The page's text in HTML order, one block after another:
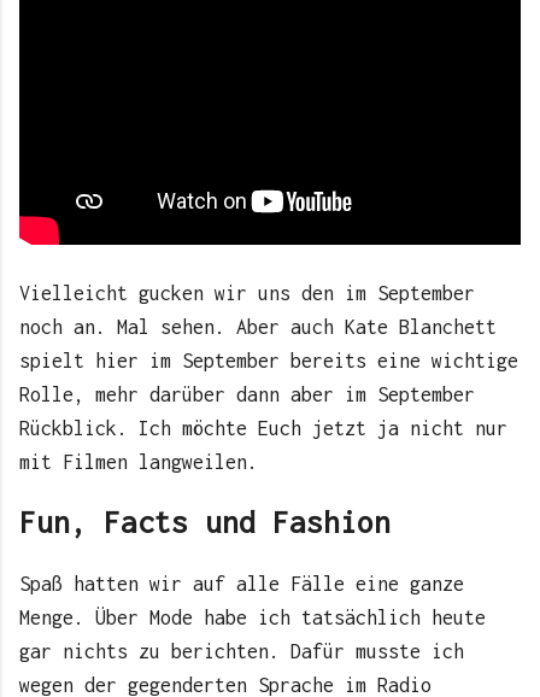
Vielleicht gucken wir uns den im September
noch an. Mal sehen. Aber auch Kate Blanchett
spielt hier im September bereits eine wichtige
Rolle, mehr darüber dann aber im September
Rückblick. Ich möchte Euch jetzt ja nicht nur
mit Filmen langweilen.
Fun, Facts und Fashion
Spaß hatten wir auf alle Fälle eine ganze
Menge. Über Mode habe ich tatsächlich heute
gar nichts zu berichten. Dafür musste ich
wegen der gegenderten Sprache im Radio